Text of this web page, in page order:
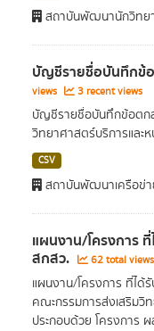
สถาบันพัฒนานักวิทย
บัญชีรายชื่อบันทึกข้
views
3 recent views
บัญชีรายชื่อบันทึกข้อตก
วิทยาศาสตร์บริการและ
CSV
สถาบันพัฒนาเครือข่
แผนงาน/โครงการ
สกสว. 62 total views
แผนงาน/โครงการ ที่ได้
คณะกรรมการส่งเสริมวิ
ประกอบด้วย โครงการ